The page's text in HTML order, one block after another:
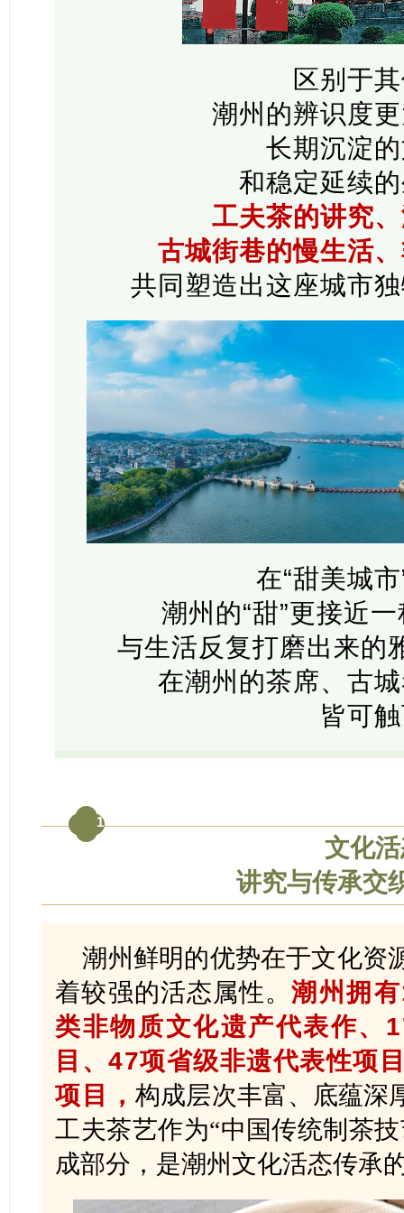
区别于
潮州的辨识度
长期沉淀
和稳定延续
工夫茶的讲究
古城街巷的慢生活
共同塑造出这座城市
在“甜美城
潮州的“甜”更接近
与生活反复打磨出来的
在潮州的茶席、古
皆可
1
文化
讲究与传承交
潮州鲜明的优势在于文化资
着较强的活态属性。潮州拥
类非物质文化遗产代表作、
目、47项省级非遗代表性项
项目，构成层次丰富、底蕴深
工夫茶艺作为“中国传统制茶
成部分，是潮州文化活态传承